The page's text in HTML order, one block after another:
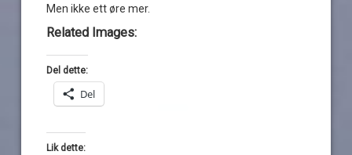
Men ikke ett øre mer.
Related Images:
Del dette:
Del
Lik dette: